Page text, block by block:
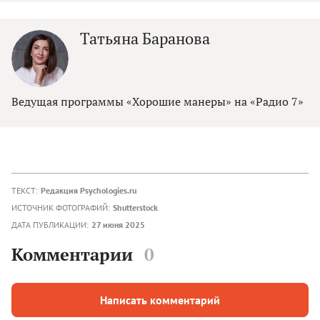
Татьяна Баранова
Ведущая программы «Хорошие манеры» на «Радио 7»
ТЕКСТ: Редакция Psychologies.ru
ИСТОЧНИК ФОТОГРАФИЙ: Shutterstock
ДАТА ПУБЛИКАЦИИ: 27 июня 2025
Комментарии 0
Написать комментарий